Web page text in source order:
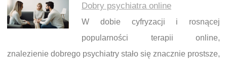
Dobry psychiatra online
W dobie cyfryzacji i rosnącej
popularności terapii online,
znalezienie dobrego psychiatry stało się znacznie prostsze,